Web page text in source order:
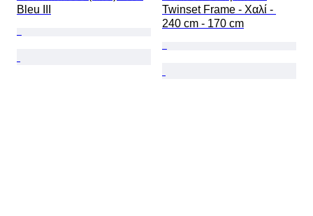
Bleu III
Twinset Frame - Χαλί -
240 cm - 170 cm